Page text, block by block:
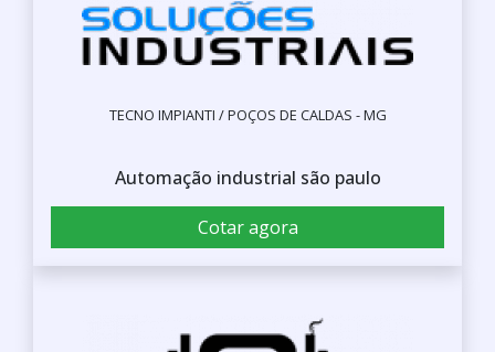
TECNO IMPIANTI / POÇOS DE CALDAS - MG
Automação industrial são paulo
Cotar agora